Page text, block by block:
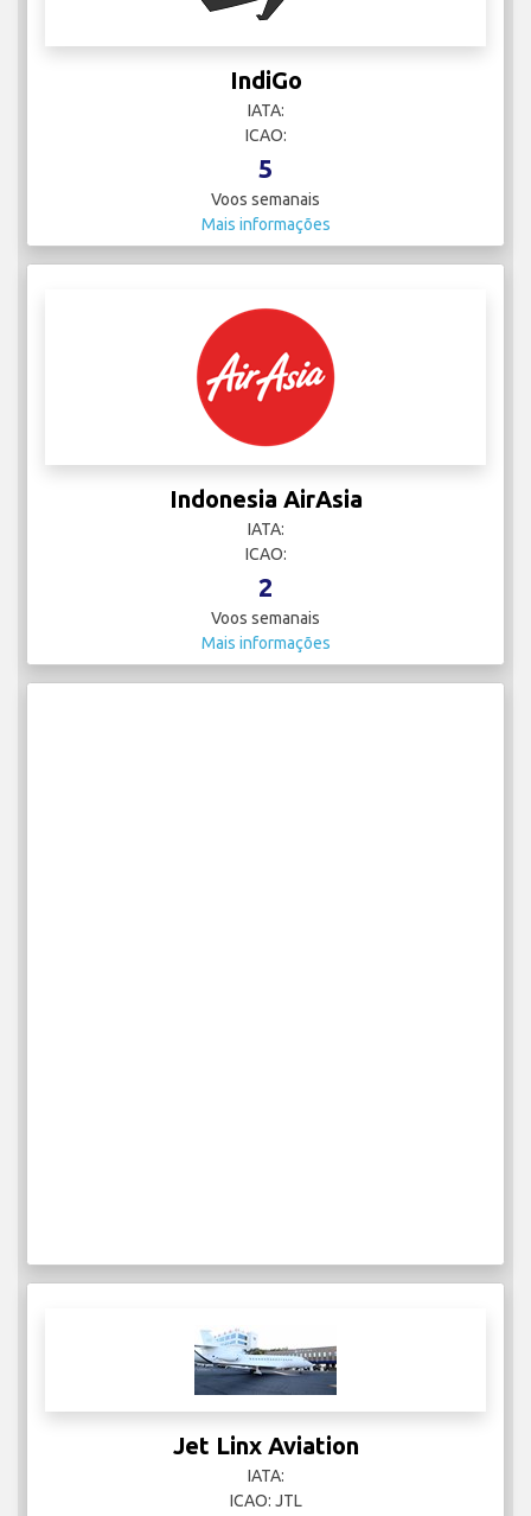
IndiGo
IATA:
ICAO:
5
Voos semanais
Mais informações
Indonesia AirAsia
IATA:
ICAO:
2
Voos semanais
Mais informações
Jet Linx Aviation
IATA:
ICAO: JTL